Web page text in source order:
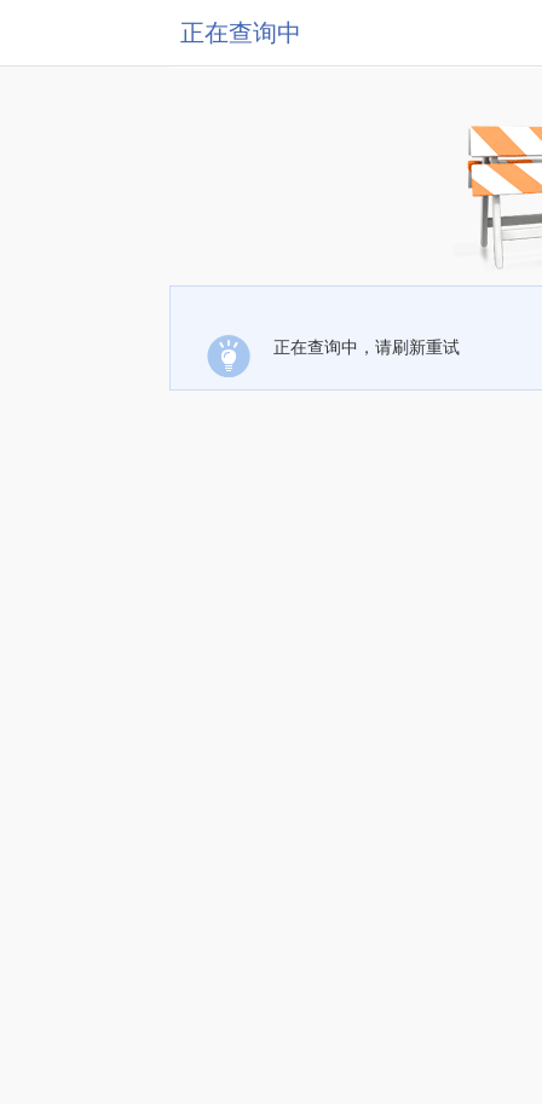
正在查询中
正在查询中，请刷新重试